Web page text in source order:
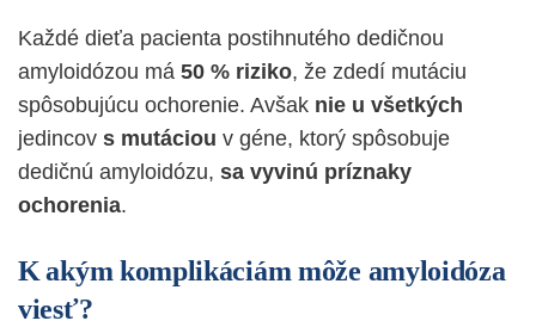
Každé dieťa pacienta postihnutého dedičnou
amyloidózou má 50 % riziko, že zdedí mutáciu
spôsobujúcu ochorenie. Avšak nie u všetkých
jedincov s mutáciou v géne, ktorý spôsobuje
dedičnú amyloidózu, sa vyvinú príznaky
ochorenia.
K akým komplikáciám môže amyloidóza
viesť?